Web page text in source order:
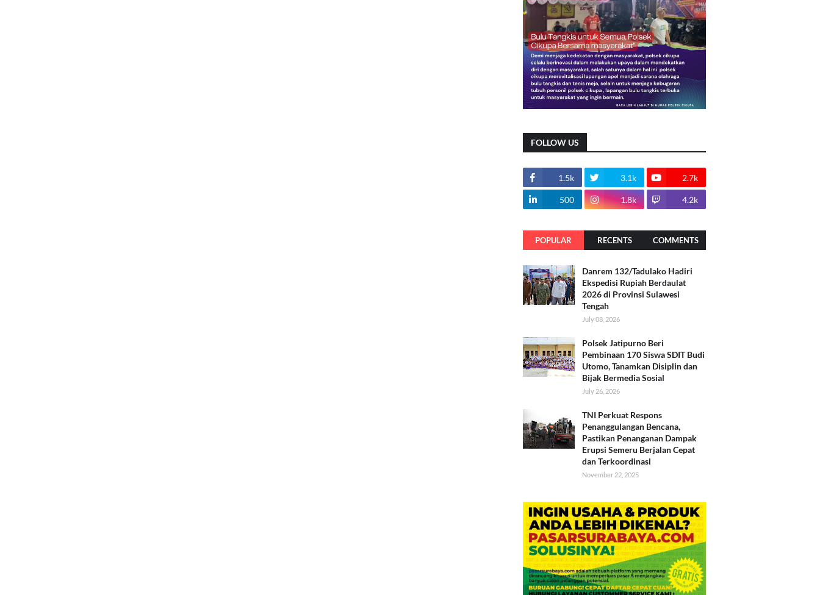
FOLLOW US
1.5k 3.1k 2.7k
500 1.8k 4.2k
POPULAR RECENTS COMMENTS
Danrem 132/Tadulako Hadiri
Ekspedisi Rupiah Berdaulat
2026 di Provinsi Sulawesi
Tengah
July 08, 2026
Polsek Jatipurno Beri
Pembinaan 170 Siswa SDIT Budi
Utomo, Tanamkan Disiplin dan
Bijak Bermedia Sosial
July 26, 2026
TNI Perkuat Respons
Penanggulangan Bencana,
Pastikan Penanganan Dampak
Erupsi Semeru Berjalan Cepat
dan Terkoordinasi
November 22, 2025